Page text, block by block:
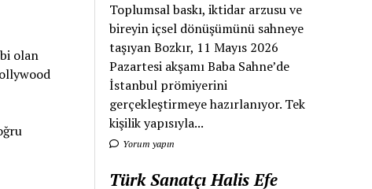
olan
Toplumsal baskı, iktidar arzusu ve
bireyin içsel dönüşümünü sahneye
taşıyan Bozkır, 11 Mayıs 2026
Pazartesi akşamı Baba Sahne’de
İstanbul prömiyerini
gerçekleştirmeye hazırlanıyor. Tek
kişilik yapısıyla...
Yorum yapın
Türk Sanatçı Halis Efe